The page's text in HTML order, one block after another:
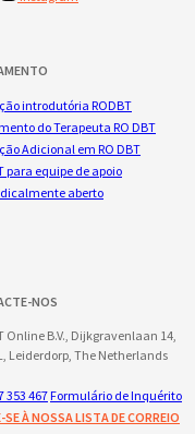
introdutória RODBT
do Terapeuta RO DBT
Adicional em RO DBT
para equipe de apoio
aberto
NOS
Online B.V., Dijkgravenlaan 14,
Leiderdorp, The Netherlands
353 467Formulário de Inquérito
À NOSSA LISTA DE CORREIO